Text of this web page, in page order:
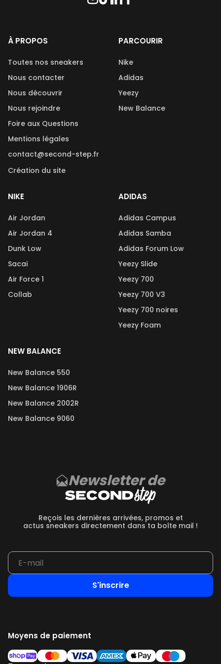
À PROPOS
Toutes nos sneakers
Nous contacter
Nous découvrir
Nous rejoindre
Foire aux Questions
Mentions légales
contact@second-step.fr
Création du site
PARCOURIR
Nike
Adidas
Yeezy
New Balance
NIKE
Air Jordan
Air Jordan 4
Dunk Low
Sacai
Air Force 1
Collab
ADIDAS
Adidas Campus
Adidas Samba
Adidas Forum Low
Yeezy Slide
Yeezy 700
Yeezy 700 V3
Yeezy 700 noires
Yeezy Foam
NEW BALANCE
New Balance 550
New Balance 1906R
New Balance 2002R
New Balance 9060
Newsletter de
Reçois les dernières arrivées, promos et
actus sneakers directement dans ta boîte mail !
S'inscrire
Moyens de paiement